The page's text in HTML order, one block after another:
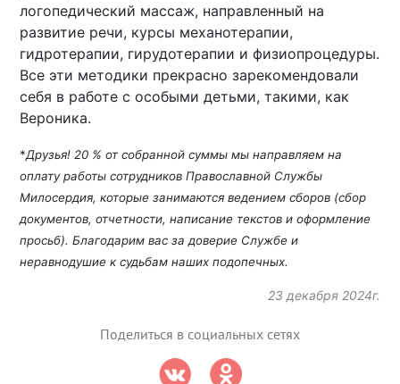
логопедический массаж, направленный на
развитие речи, курсы механотерапии,
гидротерапии, гирудотерапии и физиопроцедуры.
Все эти методики прекрасно зарекомендовали
себя в работе с особыми детьми, такими, как
Вероника.
*Друзья! 20 % от собранной суммы мы направляем на
оплату работы сотрудников Православной Службы
Милосердия, которые занимаются ведением сборов (сбор
документов, отчетности, написание текстов и оформление
просьб). Благодарим вас за доверие Службе и
неравнодушие к судьбам наших подопечных.
23 декабря 2024г.
Поделиться в социальных сетях